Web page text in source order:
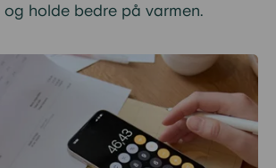
holde bedre på varmen.